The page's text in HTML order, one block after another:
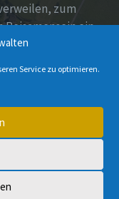
Service zu optimieren.
zum
ein.